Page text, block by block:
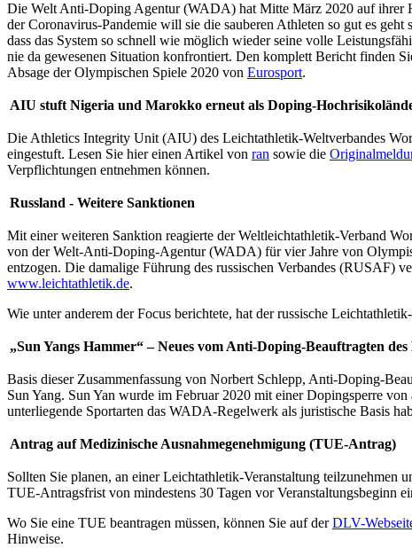
Die Welt Anti-Doping Agentur (WADA) hat Mitte März 2020 auf ihrer
der Coronavirus-Pandemie will sie die sauberen Athleten so gut es
dass das System so schnell wie möglich wieder seine volle
nie da gewesenen Situation konfrontiert. Den komplett Bericht finden
Absage der Olympischen Spiele 2020 von Eurosport.
AIU stuft Nigeria und Marokko erneut als Doping-
Die Athletics Integrity Unit (AIU) des Leichtathletik-Weltverbandes
eingestuft. Lesen Sie hier einen Artikel von ran sowie die
Verpflichtungen entnehmen können.
Russland - Weitere Sanktionen
Mit einer weiteren Sanktion reagierte der Weltleichtathletik-Verband
von der Welt-Anti-Doping-Agentur (WADA) für vier Jahre von
entzogen. Die damalige Führung des russischen Verbandes (RUSAF)
www.leichtathletik.de.
Wie unter anderem der Focus berichtete, hat der russische
„Sun Yangs Hammer“ – Neues vom Anti-Doping-Beauftragten
Basis dieser Zusammenfassung von Norbert Schlepp, Anti-Doping-
Sun Yang. Sun Yan wurde im Februar 2020 mit einer Dopingsperre
unterliegende Sportarten das WADA-Regelwerk als juristische Basis
Antrag auf Medizinische Ausnahmegenehmigung (TUE-Antrag)
Sollten Sie planen, an einer Leichtathletik-Veranstaltung teilzunehmen
TUE-Antragsfrist von mindestens 30 Tagen vor Veranstaltungsbeginn
Wo Sie eine TUE beantragen müssen, können Sie auf derDLV-
Hinweise.